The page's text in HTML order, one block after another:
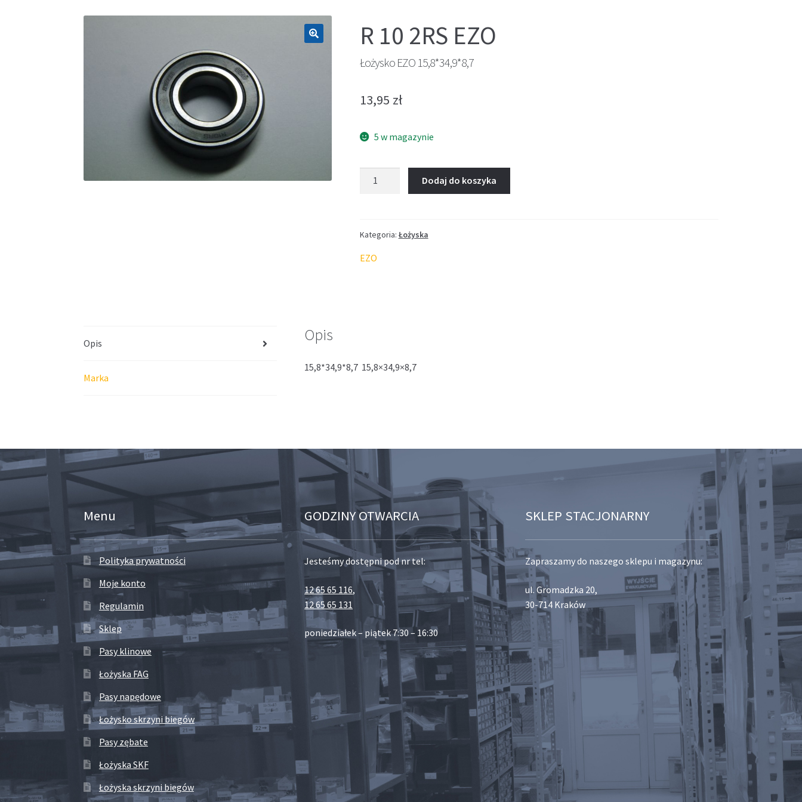
R 10 2RS EZO
Łożysko EZO 15,8*34,9*8,7
13,95 zł
5 w magazynie
Dodaj do koszyka
Kategoria: Łożyska
EZO
Opis
Marka
Opis
15,8*34,9*8,7 15,8×34,9×8,7
Menu
Polityka prywatności
Moje konto
Regulamin
Sklep
Pasy klinowe
Łożyska FAG
Pasy napędowe
Łożysko skrzyni biegów
Pasy zębate
Łożyska SKF
Łożyska skrzyni biegów
GODZINY OTWARCIA
Jesteśmy dostępni pod nr tel:
12 65 65 116,
12 65 65 131
poniedziałek – piątek 7:30 – 16:30
SKLEP STACJONARNY
Zapraszamy do naszego sklepu i magazynu:
ul. Gromadzka 20,
30-714 Kraków